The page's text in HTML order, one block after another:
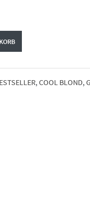
,COOL BLOND,